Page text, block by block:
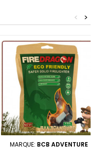
>
<
MARQUE: BCB ADVENTURE